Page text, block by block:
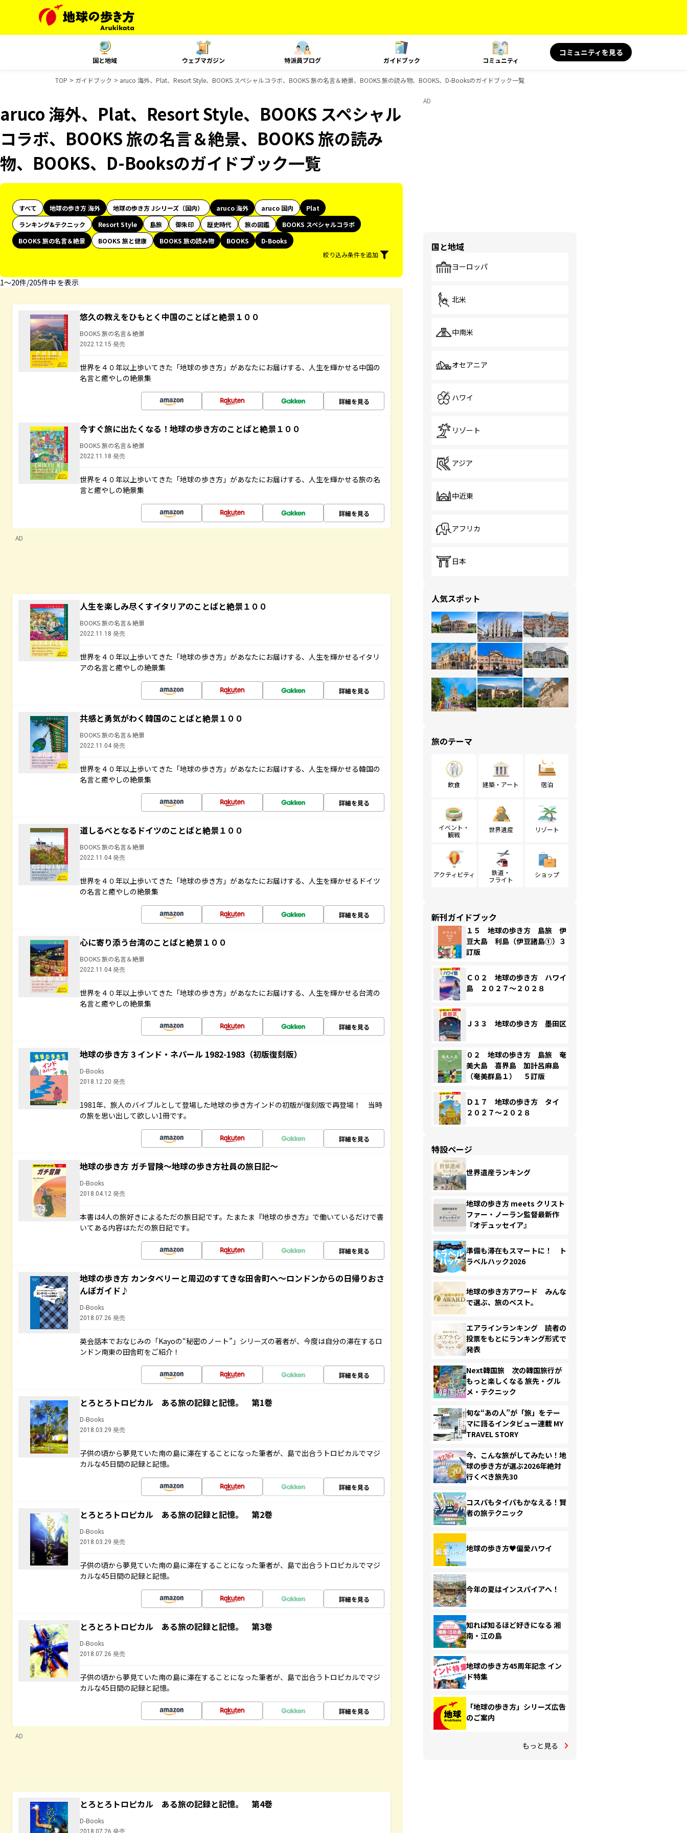
国と地域 ウェブマガジン 特派員ブログ ガイドブック コミュニティ
コミュニティを見る
TOP ガイドブック aruco 海外、Plat、Resort Style、BOOKS スペシャルコラボ、BOOKS 旅の名言＆絶景、BOOKS 旅の読み物、BOOKS、D-Booksのガイドブック一覧
aruco 海外、Plat、Resort Style、BOOKS スペシャル
コラボ、BOOKS 旅の名言＆絶景、BOOKS 旅の読み
物、BOOKS、D-Booksのガイドブック一覧
すべて 地球の歩き方 海外 地球の歩き方 Jシリーズ（国内） aruco 海外 aruco 国内
Plat
ランキング&テクニック
Resort Style 島旅 御朱印 歴史時代 旅の図鑑
BOOKS スペシャルコラボ
BOOKS 旅の名言＆絶景
BOOKS 旅と健康 BOOKS 旅の読み物 BOOKS
D-Books
絞り込み条件を追加
1〜20件/205件中 を表示
悠久の教えをひもとく中国のことばと絶景１００
BOOKS 旅の名言＆絶景
2022.12.15 発売
世界を４０年以上歩いてきた「地球の歩き方」があなたにお届けする、人生を輝かせる中国の
名言と癒やしの絶景集
詳細を見る
今すぐ旅に出たくなる！地球の歩き方のことばと絶景１００
BOOKS 旅の名言＆絶景
2022.11.18 発売
世界を４０年以上歩いてきた「地球の歩き方」があなたにお届けする、人生を輝かせる旅の名
言と癒やしの絶景集
詳細を見る
AD
人生を楽しみ尽くすイタリアのことばと絶景１００
BOOKS 旅の名言＆絶景
2022.11.18 発売
世界を４０年以上歩いてきた「地球の歩き方」があなたにお届けする、人生を輝かせるイタリ
アの名言と癒やしの絶景集
詳細を見る
共感と勇気がわく韓国のことばと絶景１００
BOOKS 旅の名言＆絶景
2022.11.04 発売
世界を４０年以上歩いてきた「地球の歩き方」があなたにお届けする、人生を輝かせる韓国の
名言と癒やしの絶景集
詳細を見る
道しるべとなるドイツのことばと絶景１００
BOOKS 旅の名言＆絶景
2022.11.04 発売
世界を４０年以上歩いてきた「地球の歩き方」があなたにお届けする、人生を輝かせるドイツ
の名言と癒やしの絶景集
詳細を見る
心に寄り添う台湾のことばと絶景１００
BOOKS 旅の名言＆絶景
2022.11.04 発売
世界を４０年以上歩いてきた「地球の歩き方」があなたにお届けする、人生を輝かせる台湾の
名言と癒やしの絶景集
詳細を見る
地球の歩き方 3 インド・ネパール 1982-1983（初版復刻版）
D-Books
2018.12.20 発売
1981年、旅人のバイブルとして登場した地球の歩き方インドの初版が復刻版で再登場！ 当時
の旅を思い出して欲しい1冊です。
詳細を見る
地球の歩き方 ガチ冒険～地球の歩き方社員の旅日記～
D-Books
2018.04.12 発売
本書は4人の旅好きによるただの旅日記です。たまたま『地球の歩き方』で働いているだけで書
いてある内容はただの旅日記です。
詳細を見る
地球の歩き方 カンタベリーと周辺のすてきな田舎町へ～ロンドンからの日帰りおさ
んぽガイド♪
D-Books
2018.07.26 発売
英会話本でおなじみの「Kayoの“秘密のノート”」シリーズの著者が、今度は自分の滞在するロ
ンドン南東の田舎町をご紹介！
詳細を見る
とろとろトロピカル ある旅の記録と記憶。 第1巻
D-Books
2018.03.29 発売
子供の頃から夢見ていた南の島に滞在することになった筆者が、島で出合うトロピカルでマジ
カルな45日間の記録と記憶。
詳細を見る
とろとろトロピカル ある旅の記録と記憶。 第2巻
D-Books
2018.03.29 発売
子供の頃から夢見ていた南の島に滞在することになった筆者が、島で出合うトロピカルでマジ
カルな45日間の記録と記憶。
詳細を見る
とろとろトロピカル ある旅の記録と記憶。 第3巻
D-Books
2018.07.26 発売
子供の頃から夢見ていた南の島に滞在することになった筆者が、島で出合うトロピカルでマジ
カルな45日間の記録と記憶。
詳細を見る
AD
とろとろトロピカル ある旅の記録と記憶。 第4巻
D-Books
2018.07.26 発売
AD
国と地域
ヨーロッパ
北米
中南米
オセアニア
ハワイ
リゾート
アジア
中近東
アフリカ
日本
人気スポット
旅のテーマ
飲食 建築・アート 宿泊
イベント・
観戦
世界遺産 リゾート
アクティビティ
鉄道・
フライト
ショップ
新刊ガイドブック
１５ 地球の歩き方 島旅 伊
豆大島 利島（伊豆諸島①）３
訂版
Ｃ０２ 地球の歩き方 ハワイ
島 ２０２７～２０２８
Ｊ３３ 地球の歩き方 墨田区
０２ 地球の歩き方 島旅 奄
美大島 喜界島 加計呂麻島
（奄美群島１） ５訂版
Ｄ１７ 地球の歩き方 タイ
２０２７～２０２８
特設ページ
世界遺産ランキング
地球の歩き方 meets クリスト
ファー・ノーラン監督最新作
『オデュッセイア』
準備も滞在もスマートに！ ト
ラベルハック2026
地球の歩き方アワード みんな
で選ぶ、旅のベスト。
エアラインランキング 読者の
投票をもとにランキング形式で
発表
Next韓国旅 次の韓国旅行が
もっと楽しくなる 旅先・グル
メ・テクニック
旬な“あの人”が「旅」をテー
マに語るインタビュー連載 MY
TRAVEL STORY
今、こんな旅がしてみたい！地
球の歩き方が選ぶ2026年絶対
行くべき旅先30
コスパもタイパもかなえる！賢
者の旅テクニック
地球の歩き方♥偏愛ハワイ
今年の夏はインスパイアへ！
知れば知るほど好きになる 湘
南・江の島
地球の歩き方45周年記念 イン
ド特集
「地球の歩き方」シリーズ広告
のご案内
もっと見る